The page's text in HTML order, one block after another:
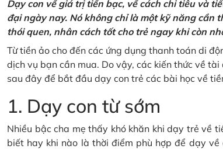
Dạy con về giá trị tiền bạc, về cách chi tiêu và
đại ngày nay. Nó không chỉ là một kỹ năng
thói quen, nhân cách tốt cho trẻ ngay khi còn
Từ tiền ảo cho đến các ứng dụng thanh toán di
dịch vụ bạn cần mua. Do vậy, các kiến thức về
sau đây để bắt đầu dạy con trẻ các bài học về
1. Dạy con từ sớm
Nhiều bậc cha mẹ thấy khó khăn khi dạy trẻ về
biết hay khi nào là thời điểm phù hợp để dạy